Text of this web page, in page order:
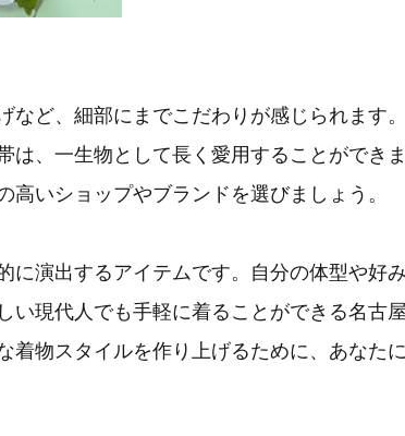
ど、細部にまでこだわりが感じられます
は、一生物として長く愛用することができま
いショップやブランドを選びましょう。
に演出するアイテムです。自分の体型や好
い現代人でも手軽に着ることができる名古
着物スタイルを作り上げるために、あなた